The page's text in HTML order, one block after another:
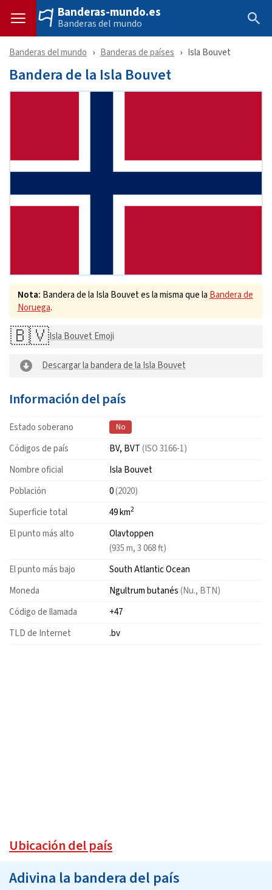
Banderas-mundo.es
Banderas del mundo
Banderas del mundo Banderas de países Isla Bouvet
Bandera de la Isla Bouvet
Nota: Bandera de la Isla Bouvet es la misma que la Bandera de
Noruega.
🇧🇻Isla Bouvet Emoji
Descargar la bandera de la Isla Bouvet
Información del país
Estado soberano No
Códigos de país BV, BVT(ISO 3166-1)
Nombre oficial
Isla Bouvet
Población
0(2020)
Superficie total
49 km2
El punto más alto
Olavtoppen
(935 m, 3 068 ft)
El punto más bajo
South Atlantic Ocean
Moneda
Ngultrum butanés(Nu., BTN)
Código de llamada
+47
TLD de Internet
.bv
Ubicación del país
Adivina la bandera del país